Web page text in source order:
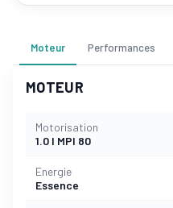
Moteur Performances
MOTEUR
Motorisation
1.0 l MPI 80
Energie
Essence